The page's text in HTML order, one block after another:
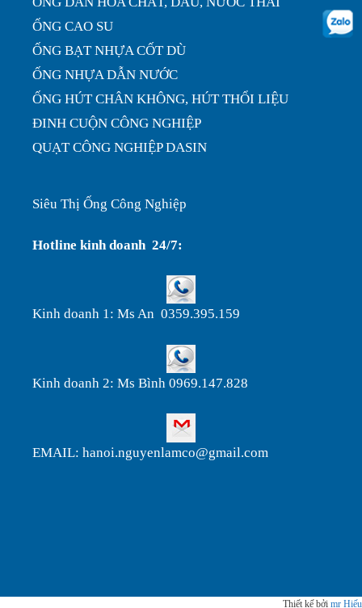
ỐNG CAO SU
ỐNG BẠT NHỰA CỐT DÙ
ỐNG NHỰA DẪN NƯỚC
ỐNG HÚT CHÂN KHÔNG, HÚT THỔI LIỆU
ĐINH CUỘN CÔNG NGHIỆP
QUẠT CÔNG NGHIỆP DASIN
Siêu Thị Ống Công Nghiệp
Hotline kinh doanh 24/7:
Kinh doanh 1: Ms An 0359.395.159
Kinh doanh 2: Ms Bình 0969.147.828
EMAIL: hanoi.nguyenlamco@gmail.com
Thiết kế bởi mr Hiếu